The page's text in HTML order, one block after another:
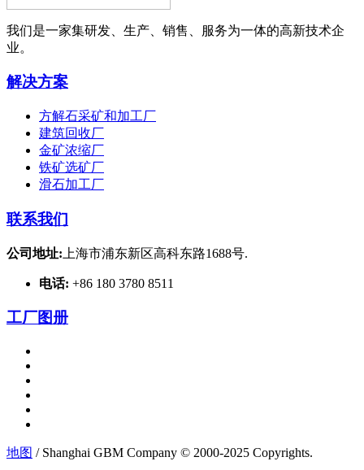
我们是一家集研发、生产、销售、服务为一体的高新技术企
业。
解决方案
方解石采矿和加工厂
建筑回收厂
金矿浓缩厂
铁矿选矿厂
滑石加工厂
联系我们
公司地址: 上海市浦东新区高科东路1688号.
电话: +86 180 3780 8511
工厂图册
地图 / Shanghai GBM Company © 2000-2025 Copyrights.